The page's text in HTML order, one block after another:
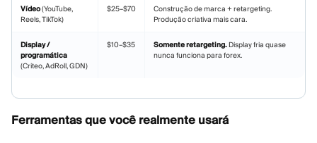
Vídeo(YouTube,
Reels, TikTok)
$25–$70
Construção de marca + retargeting.
Produção criativa mais cara.
Display /
programática
(Criteo, AdRoll, GDN)
$10–$35 Somente retargeting. Display fria quase
nunca funciona para forex.
Ferramentas que você realmente usará